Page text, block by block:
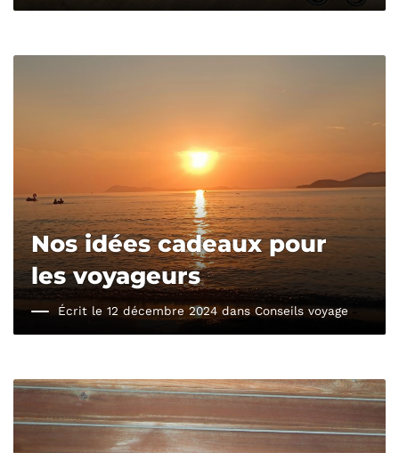
Nos idées cadeaux pour
les voyageurs
Écrit le 12 décembre 2024 dans Conseils voyage